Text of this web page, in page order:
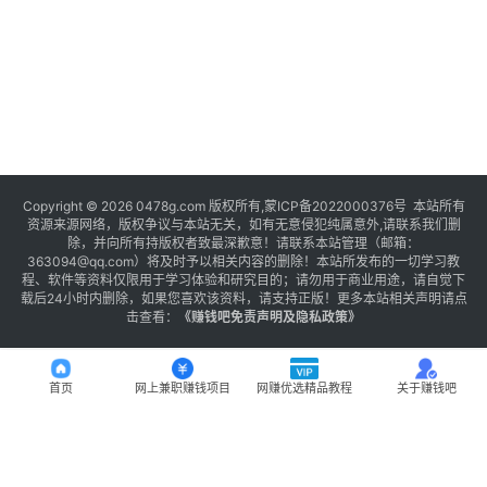
Copyright © 2026 0478g.com 版权所有,蒙ICP备2022000376号 本站所有
资源来源网络，版权争议与本站无关，如有无意侵犯纯属意外,请联系我们删
除，并向所有持版权者致最深歉意！请联系本站管理（邮箱：
363094@qq.com）将及时予以相关内容的删除！本站所发布的一切学习教
程、软件等资料仅限用于学习体验和研究目的；请勿用于商业用途，请自觉下
载后24小时内删除，如果您喜欢该资料，请支持正版！更多本站相关声明请点
击查看：
《赚钱吧免责声明及隐私政策》
首页 网上兼职赚钱项目 网赚优选精品教程 关于赚钱吧